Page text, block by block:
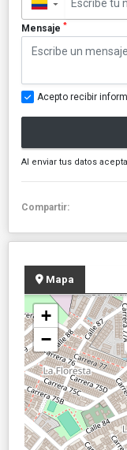
▼
Mensaje *
Acepto recibir
Al enviar tus datos
Compartir:
Mapa
+
−